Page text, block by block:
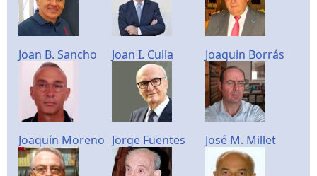
Joan B. Sancho Joan I. Culla Joaquin Borrás
Joaquín Moreno Jorge Fuentes José M. Millet